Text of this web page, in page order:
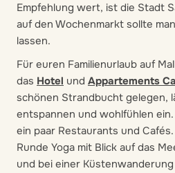
Empfehlung wert, ist die Stadt
auf den Wochenmarkt sollte
lassen.
Für euren Familienurlaub auf
das Hotel und Appartements
schönen Strandbucht gelegen,
entspannen und wohlfühlen
ein paar Restaurants und
Runde Yoga mit Blick auf das
und bei einer